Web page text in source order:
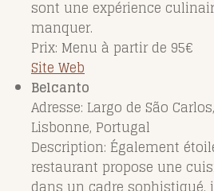
sont une expérience
manquer.
Prix: Menu à partir de 95€
Site Web
Belcanto
Adresse: Largo de São
Lisbonne, Portugal
Description: Également
restaurant propose une